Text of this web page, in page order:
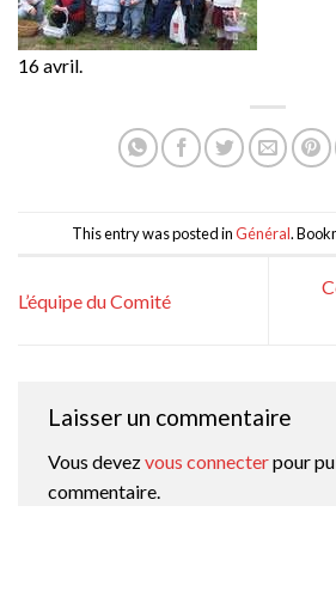
16 avril.
This entry was posted inGénéral.
L’équipe du Comité
Laisser un commentaire
Vous devezvous connecterpour
commentaire.